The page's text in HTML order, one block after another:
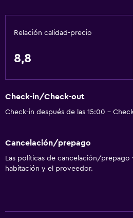
Relación calidad-precio
8,8
Check-in/Check-out
Check-in después de las 15:00 -
Cancelación/prepago
Las políticas de cancelación/prepago
habitación y el proveedor.